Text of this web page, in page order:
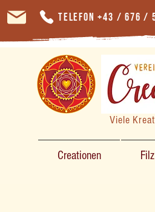
Telefon +43 / 676 /
Viele
Creationen